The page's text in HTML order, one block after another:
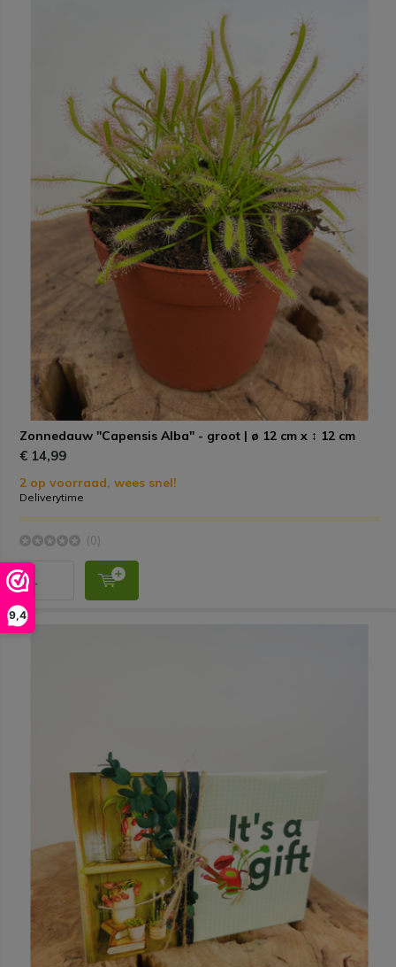
9,4
Zonnedauw "Capensis Alba" - groot | ø 12 cm x ↕ 12 cm
€ 14,99
2 op voorraad, wees snel!
Deliverytime
(0)